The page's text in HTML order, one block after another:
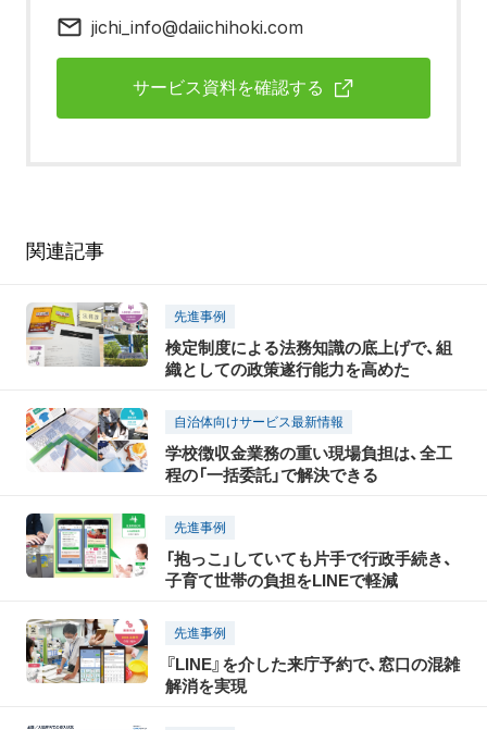
jichi_info@daiichihoki.com
サービス資料を確認する
関連記事
先進事例
検定制度による法務知識の底上げで、組
織としての政策遂行能力を高めた
自治体向けサービス最新情報
学校徴収金業務の重い現場負担は、全工
程の「一括委託」で解決できる
先進事例
「抱っこ」していても片手で行政手続き、
子育て世帯の負担をLINEで軽減
先進事例
『LINE』を介した来庁予約で、窓口の混雑
解消を実現